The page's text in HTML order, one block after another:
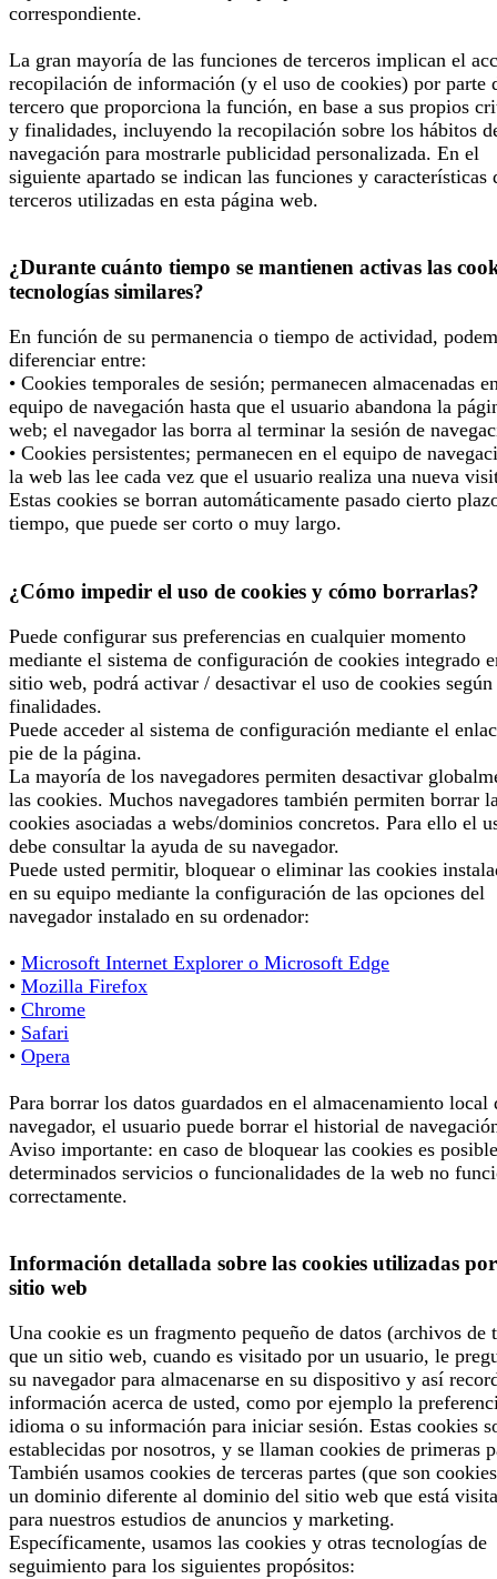
correspondiente.
La gran mayoría de las funciones de terceros implican el
recopilación de información (y el uso de cookies) por parte
tercero que proporciona la función, en base a sus propios
y finalidades, incluyendo la recopilación sobre los hábitos
navegación para mostrarle publicidad personalizada. En el
siguiente apartado se indican las funciones y características
terceros utilizadas en esta página web.
¿Durante cuánto tiempo se mantienen activas las
tecnologías similares?
En función de su permanencia o tiempo de actividad,
diferenciar entre:
• Cookies temporales de sesión; permanecen almacenadas
equipo de navegación hasta que el usuario abandona la
web; el navegador las borra al terminar la sesión de
• Cookies persistentes; permanecen en el equipo de
la web las lee cada vez que el usuario realiza una nueva
Estas cookies se borran automáticamente pasado cierto
tiempo, que puede ser corto o muy largo.
¿Cómo impedir el uso de cookies y cómo borrarlas?
Puede configurar sus preferencias en cualquier momento
mediante el sistema de configuración de cookies integrado
sitio web, podrá activar / desactivar el uso de cookies según
finalidades.
Puede acceder al sistema de configuración mediante el
pie de la página.
La mayoría de los navegadores permiten desactivar
las cookies. Muchos navegadores también permiten borrar
cookies asociadas a webs/dominios concretos. Para ello el
debe consultar la ayuda de su navegador.
Puede usted permitir, bloquear o eliminar las cookies
en su equipo mediante la configuración de las opciones del
navegador instalado en su ordenador:
• Microsoft Internet Explorer o Microsoft Edge
• Mozilla Firefox
• Chrome
• Safari
• Opera
Para borrar los datos guardados en el almacenamiento local
navegador, el usuario puede borrar el historial de
Aviso importante: en caso de bloquear las cookies es
determinados servicios o funcionalidades de la web no
correctamente.
Información detallada sobre las cookies utilizadas por
sitio web
Una cookie es un fragmento pequeño de datos (archivos de
que un sitio web, cuando es visitado por un usuario, le
su navegador para almacenarse en su dispositivo y así
información acerca de usted, como por ejemplo la
idioma o su información para iniciar sesión. Estas cookies
establecidas por nosotros, y se llaman cookies de primeras
También usamos cookies de terceras partes (que son
un dominio diferente al dominio del sitio web que está
para nuestros estudios de anuncios y marketing.
Específicamente, usamos las cookies y otras tecnologías de
seguimiento para los siguientes propósitos: